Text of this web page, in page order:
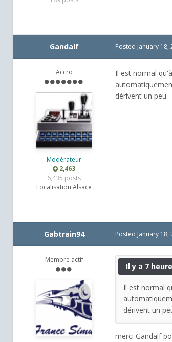
Gandalf
Accro
Modérateur
2,463
6,435 posts
Localisation:Alsace
Posted January 18,
Il est normal
dérivent un peu.
Gabtrain94
Membre actif
Posted January 18,
Il y a 7
Il est normal
dérivent un
merci Gandalf